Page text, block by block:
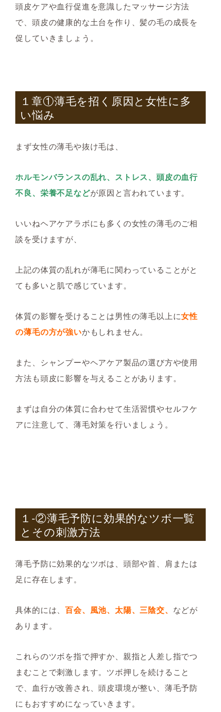
頭皮ケアや血行促進を意識したマッサージ方法
で、頭皮の健康的な土台を作り、髪の毛の成長を
促していきましょう。
１章①薄毛を招く原因と女性に多
い悩み
まず女性の薄毛や抜け毛は、
ホルモンバランスの乱れ、ストレス、頭皮の血行
不良、栄養不足などが原因と言われています。
いいねヘアケアラボにも多くの女性の薄毛のご相
談を受けますが、
上記の体質の乱れが薄毛に関わっていることがと
ても多いと肌で感じています。
体質の影響を受けることは男性の薄毛以上に女性
の薄毛の方が強いかもしれません。
また、シャンプーやヘアケア製品の選び方や使用
方法も頭皮に影響を与えることがあります。
まずは自分の体質に合わせて生活習慣やセルフケ
アに注意して、薄毛対策を行いましょう。
１-②薄毛予防に効果的なツボ一覧
とその刺激方法
薄毛予防に効果的なツボは、頭部や首、肩または
足に存在します。
具体的には、百会、風池、太陽、三陰交、 などが
あります。
これらのツボを指で押すか、親指と人差し指でつ
まむことで刺激します。ツボ押しを続けること
で、血行が改善され、頭皮環境が整い、薄毛予防
にもおすすめになっていきます。